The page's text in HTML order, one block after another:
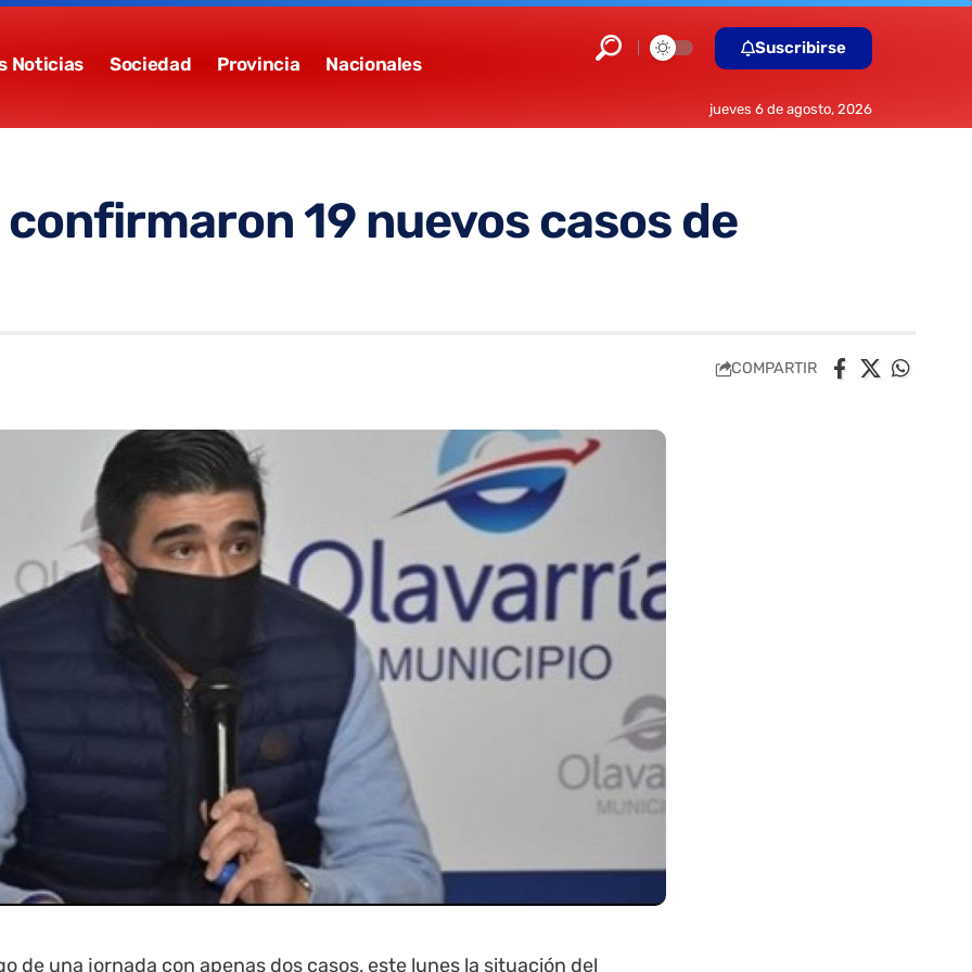
Noticias Sociedad Provincia Nacionales
Suscribirse
jueves 6 de agosto, 2026
19 nuevos casos de
COMPARTIR
de una jornada con apenas dos casos, este lunes la situación del